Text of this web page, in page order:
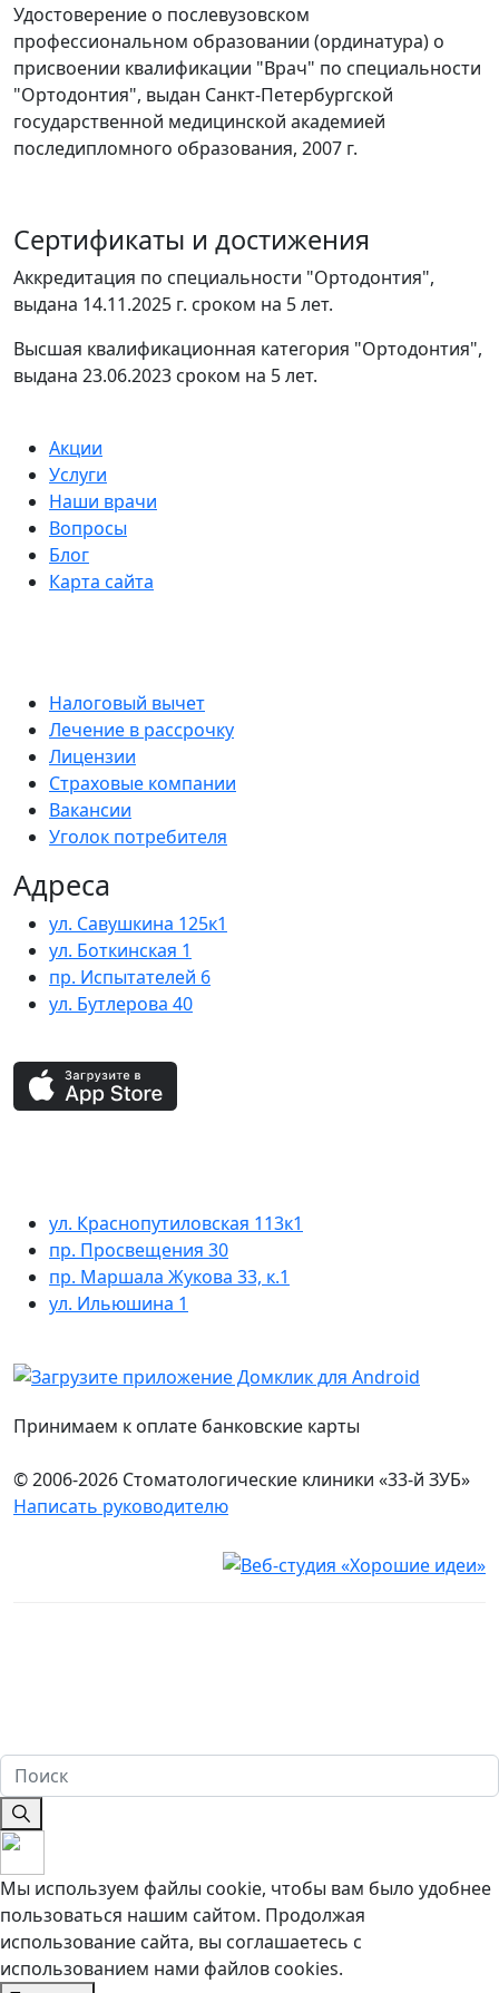
Удостоверение о послевузовском
профессиональном образовании (ординатура) о
присвоении квалификации "Врач" по специальности
"Ортодонтия", выдан Санкт-Петербургской
государственной медицинской академией
последипломного образования, 2007 г.
Сертификаты и достижения
Аккредитация по специальности "Ортодонтия",
выдана 14.11.2025 г. сроком на 5 лет.
Высшая квалификационная категория "Ортодонтия",
выдана 23.06.2023 сроком на 5 лет.
Акции
Услуги
Наши врачи
Вопросы
Блог
Карта сайта
Налоговый вычет
Лечение в рассрочку
Лицензии
Страховые компании
Вакансии
Уголок потребителя
Адреса
ул. Савушкина 125к1
ул. Боткинская 1
пр. Испытателей 6
ул. Бутлерова 40
ул. Краснопутиловская 113к1
пр. Просвещения 30
пр. Маршала Жукова 33, к.1
ул. Ильюшина 1
Принимаем к оплате банковские карты
© 2006-2026 Стоматологические клиники «33-й ЗУБ»
Написать руководителю
Мы используем файлы cookie, чтобы вам было удобнее
пользоваться нашим сайтом. Продолжая
использование сайта, вы соглашаетесь c
использованием нами файлов cookies.